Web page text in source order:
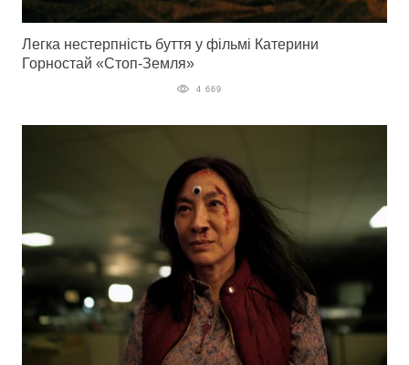
Легка нестерпність буття у фільмі Катерини
Горностай «Стоп-Земля»
4 669